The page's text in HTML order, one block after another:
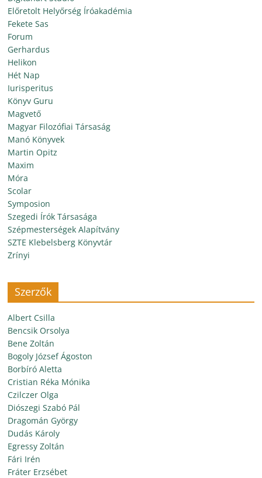
Előretolt Helyőrség Íróakadémia
Fekete Sas
Forum
Gerhardus
Helikon
Hét Nap
Iurisperitus
Könyv Guru
Magvető
Magyar Filozófiai Társaság
Manó Könyvek
Martin Opitz
Maxim
Móra
Scolar
Symposion
Szegedi Írók Társasága
Szépmesterségek Alapítvány
SZTE Klebelsberg Könyvtár
Zrínyi
Szerzők
Albert Csilla
Bencsik Orsolya
Bene Zoltán
Bogoly József Ágoston
Borbíró Aletta
Cristian Réka Mónika
Czilczer Olga
Diószegi Szabó Pál
Dragomán György
Dudás Károly
Egressy Zoltán
Fári Irén
Fráter Erzsébet